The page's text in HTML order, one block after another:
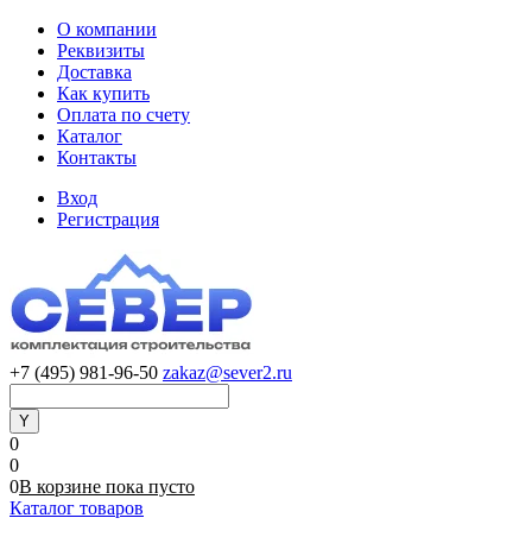
О компании
Реквизиты
Доставка
Как купить
Оплата по счету
Каталог
Контакты
Вход
Регистрация
+7 (495) 981-96-50 zakaz@sever2.ru
0
0
0В корзине пока пусто
Каталог товаров